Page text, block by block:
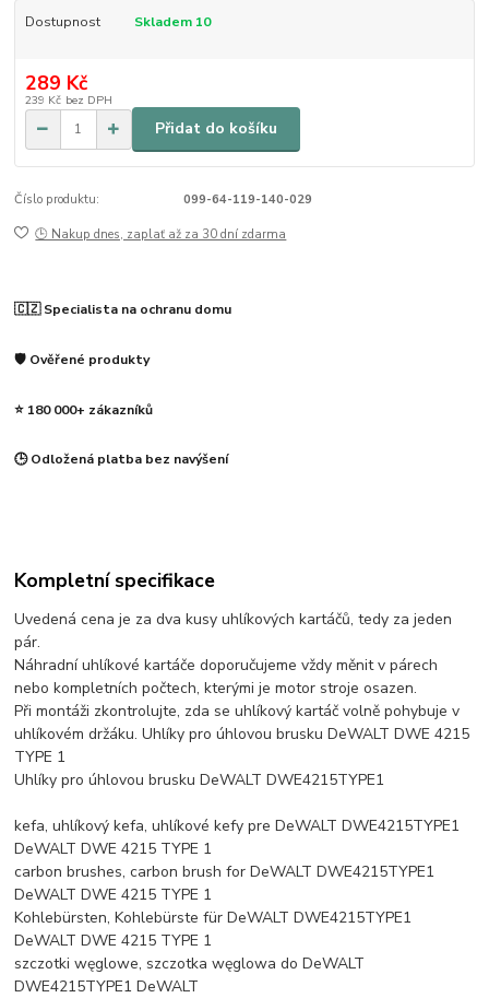
Dostupnost Skladem 10
289 Kč
239 Kč bez DPH
Přidat do košíku
Číslo produktu: 099-64-119-140-029
🕒 Nakup dnes, zaplať až za 30 dní zdarma
🇨🇿 Specialista na ochranu domu
🛡️ Ověřené produkty
⭐ 180 000+ zákazníků
🕒 Odložená platba bez navýšení
Kompletní specifikace
Uvedená cena je za dva kusy uhlíkových kartáčů, tedy za jeden
pár.
Náhradní uhlíkové kartáče doporučujeme vždy měnit v párech
nebo kompletních počtech, kterými je motor stroje osazen.
Při montáži zkontrolujte, zda se uhlíkový kartáč volně pohybuje v
uhlíkovém držáku. Uhlíky pro úhlovou brusku DeWALT DWE 4215
TYPE 1
Uhlíky pro úhlovou brusku DeWALT DWE4215TYPE1
kefa, uhlíkový kefa, uhlíkové kefy pre DeWALT DWE4215TYPE1
DeWALT DWE 4215 TYPE 1
carbon brushes, carbon brush for DeWALT DWE4215TYPE1
DeWALT DWE 4215 TYPE 1
Kohlebürsten, Kohlebürste für DeWALT DWE4215TYPE1
DeWALT DWE 4215 TYPE 1
szczotki węglowe, szczotka węglowa do DeWALT
DWE4215TYPE1 DeWALT